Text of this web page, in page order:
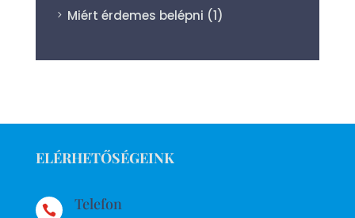
Miért érdemes belépni (1)
ELÉRHETŐSÉGEINK
 Telefon